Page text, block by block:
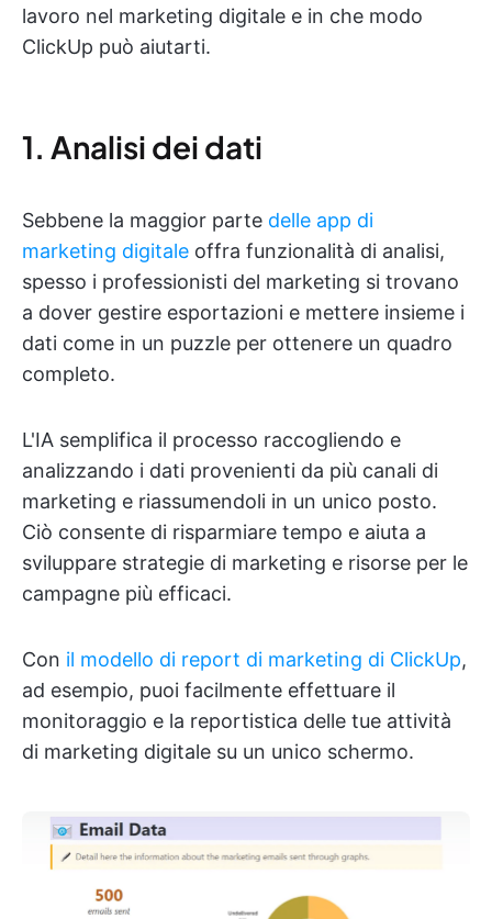
lavoro nel marketing digitale e in che modo
ClickUp può aiutarti.
1. Analisi dei dati
Sebbene la maggior parte delle app di
marketing digitale offra funzionalità di analisi,
spesso i professionisti del marketing si trovano
a dover gestire esportazioni e mettere insieme i
dati come in un puzzle per ottenere un quadro
completo.
L'IA semplifica il processo raccogliendo e
analizzando i dati provenienti da più canali di
marketing e riassumendoli in un unico posto.
Ciò consente di risparmiare tempo e aiuta a
sviluppare strategie di marketing e risorse per le
campagne più efficaci.
Con il modello di report di marketing di ClickUp,
ad esempio, puoi facilmente effettuare il
monitoraggio e la reportistica delle tue attività
di marketing digitale su un unico schermo.